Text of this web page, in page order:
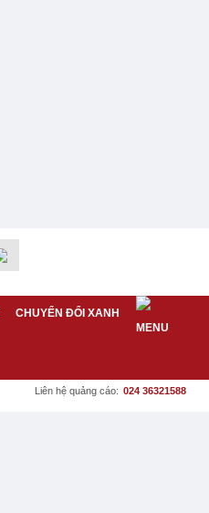
CHUYỂN ĐỔI XANH
Liên hệ quảng cáo: 024 36321588